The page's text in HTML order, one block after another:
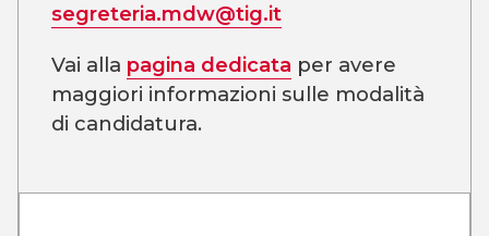
segreteria.mdw@tig.it
Vai alla pagina dedicata per avere
maggiori informazioni sulle modalità
di candidatura.